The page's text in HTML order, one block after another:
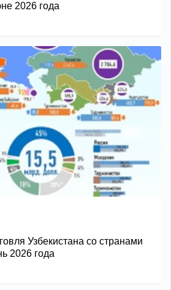
2026 года
Узбекистана со странами
2026 года